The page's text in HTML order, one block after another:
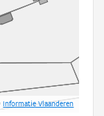
Informatie Vlaanderen